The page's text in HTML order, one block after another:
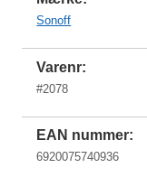
Sonoff
Varenr:
#2078
EAN nummer:
6920075740936